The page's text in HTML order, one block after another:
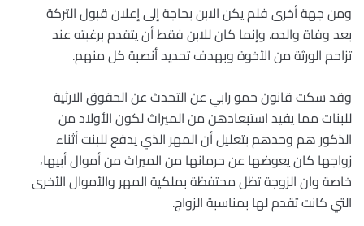
ومن جهة أخرى فلم يكن الابن بحاجة إلى إعلان قبول التركة
بعد وفاة والده. وإنما كان للابن فقط أن يتقدم برغبته عند
تزاحم الورثة من الأخوة وبهدف تحديد أنصبة كل منهم.
وقد سكت قانون حمو رابي عن التحدث عن الحقوق الارثية
للبنات مما يفيد استبعادهن من الميراث لكون الأولاد من
الذكور هم وحدهم بتعليل أن المهر الذي يدفع للبنت أثناء
زواجها كان يعوضها عن حرمانها من الميراث من أموال أبيها،
خاصة وان الزوجة تظل محتفظة بملكية المهر والأموال الأخرى
التي كانت تقدم لها بمناسبة الزواج.